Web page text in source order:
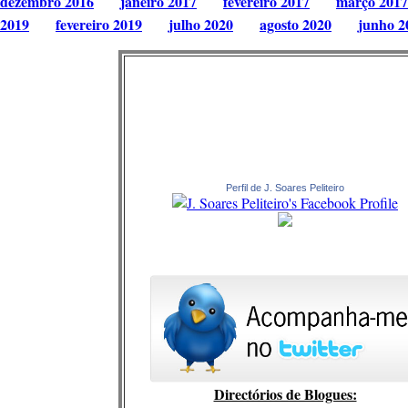
2019
fevereiro 2019 julho 2020 agosto 2020 junho
Perfil de J. Soares Peliteiro
Directórios de Blogues: